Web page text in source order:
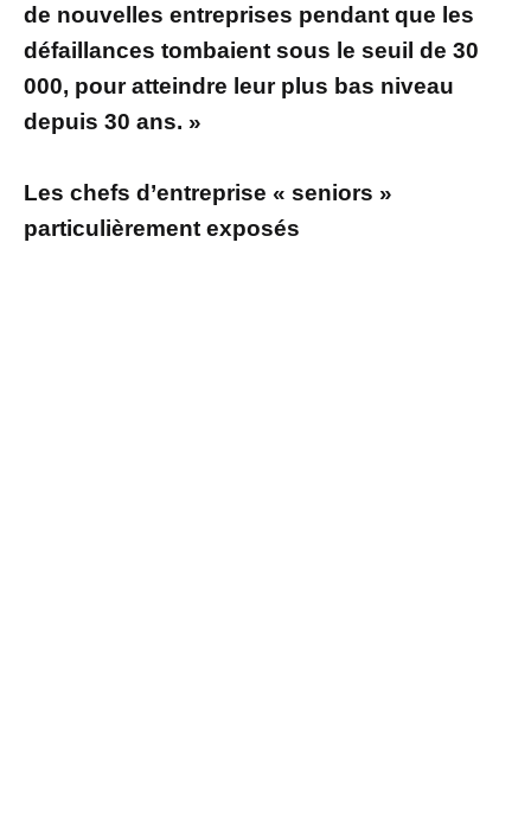
de nouvelles entreprises pendant que les
défaillances tombaient sous le seuil de 30
000, pour atteindre leur plus bas niveau
depuis 30 ans. »
Les chefs d’entreprise « seniors »
particulièrement exposés